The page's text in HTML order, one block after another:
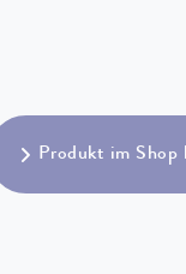
Produkt im Shop